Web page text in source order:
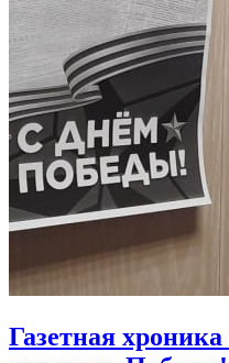
Газетная